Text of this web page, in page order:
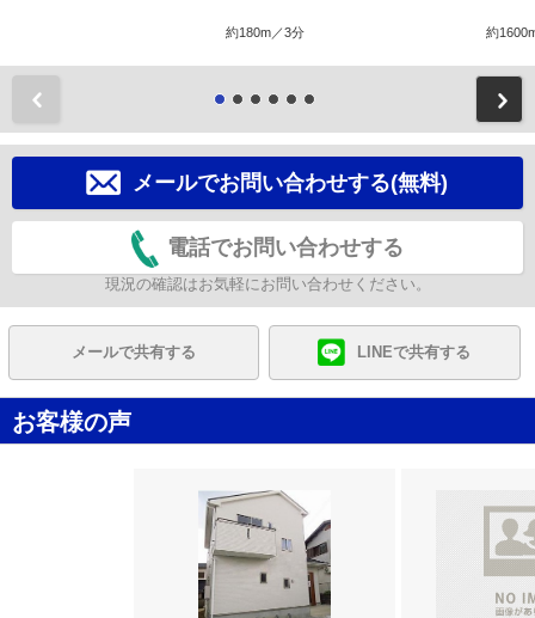
約180m／3分 約
メールでお問い合わせする(無料)
電話でお問い合わせする
現況の確認はお気軽にお問い合わせください。
メールで共有する LINEで共有する
お客様の声